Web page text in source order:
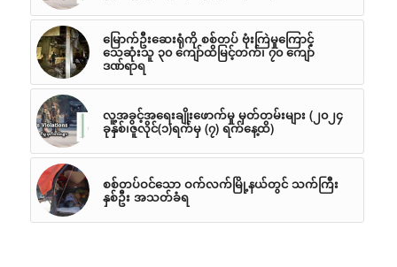
မြောက်ဦးဆေးရုံကို စစ်တပ် ဗုံးကြဲမှုကြောင့်
သေဆုံးသူ ၃၀ ကျော်ထိမြင့်တက်၊ ၇၀ ကျော်
ဒဏ်ရာရ
လူ့အခွင့်အရေးချိုးဖောက်မှု မှတ်တမ်းများ (၂၀၂၄
ခုနှစ်၊ဇူလိုင်(၁)ရက်မှ (၇) ရက်နေ့ထိ)
စစ်တပ်ဝင်သော ဝက်လက်မြို့နယ်တွင် သက်ကြီး
နှစ်ဦး အသတ်ခံရ